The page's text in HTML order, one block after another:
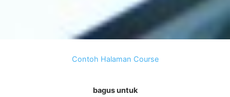
Contoh Halaman Course
bagus untuk